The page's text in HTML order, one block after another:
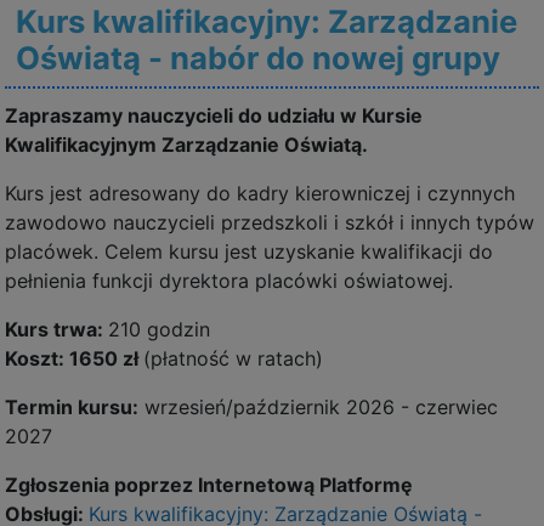
Kurs kwalifikacyjny: Zarządzanie
Oświatą - nabór do nowej grupy
Zapraszamy nauczycieli do udziału w Kursie
Kwalifikacyjnym Zarządzanie Oświatą.
Kurs jest adresowany do kadry kierowniczej i czynnych
zawodowo nauczycieli przedszkoli i szkół i innych typów
placówek. Celem kursu jest uzyskanie kwalifikacji do
pełnienia funkcji dyrektora placówki oświatowej.
Kurs trwa: 210 godzin
Koszt: 1650 zł (płatność w ratach)
Termin kursu: wrzesień/październik 2026 - czerwiec
2027
Zgłoszenia poprzez Internetową Platformę
Obsługi: Kurs kwalifikacyjny: Zarządzanie Oświatą -